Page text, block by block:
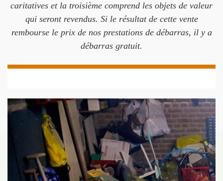
caritatives et la troisième comprend les objets de valeur
qui seront revendus. Si le résultat de cette vente
rembourse le prix de nos prestations de débarras, il y a
débarras gratuit.